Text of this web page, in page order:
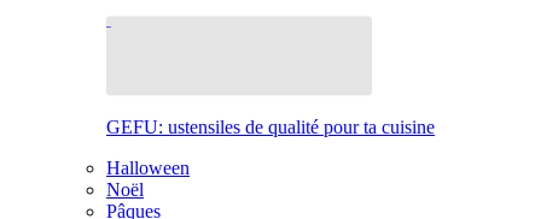
GEFU: ustensiles de qualité pour ta cuisine
Halloween
Noël
Pâques